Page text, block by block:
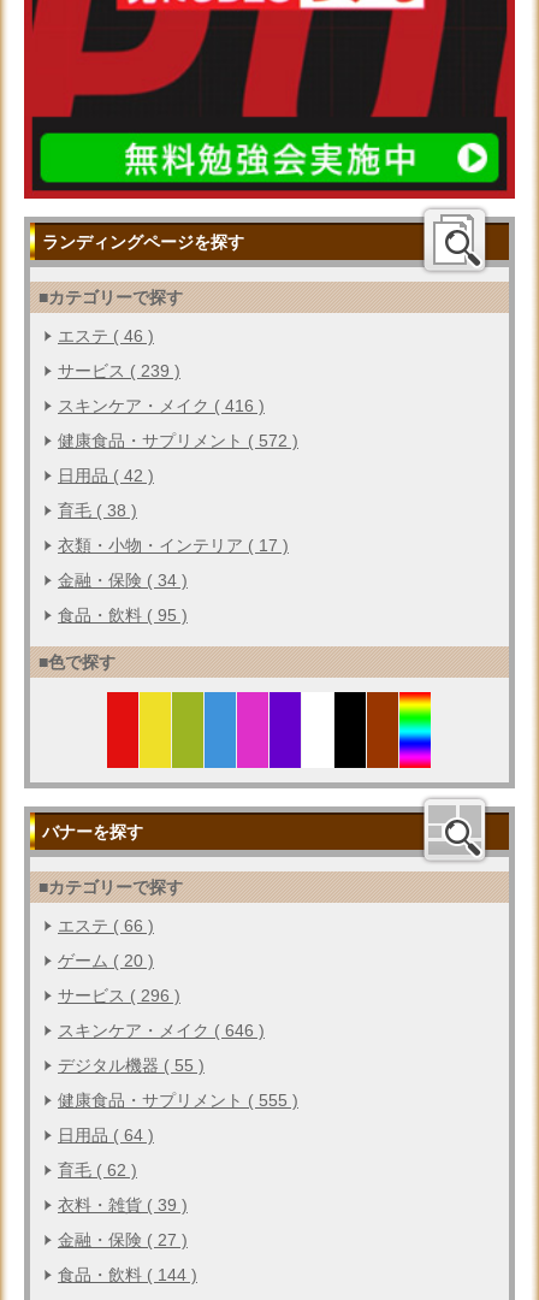
ランディングページを探す
■カテゴリーで探す
エステ ( 46 )
サービス ( 239 )
スキンケア・メイク ( 416 )
健康食品・サプリメント ( 572 )
日用品 ( 42 )
育毛 ( 38 )
衣類・小物・インテリア ( 17 )
金融・保険 ( 34 )
食品・飲料 ( 95 )
■色で探す
バナーを探す
■カテゴリーで探す
エステ ( 66 )
ゲーム ( 20 )
サービス ( 296 )
スキンケア・メイク ( 646 )
デジタル機器 ( 55 )
健康食品・サプリメント ( 555 )
日用品 ( 64 )
育毛 ( 62 )
衣料・雑貨 ( 39 )
金融・保険 ( 27 )
食品・飲料 ( 144 )